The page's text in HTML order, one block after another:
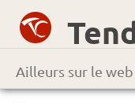
Ailleurs sur le web